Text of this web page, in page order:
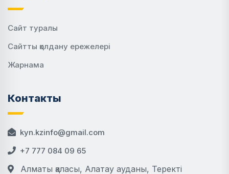
Сайт туралы
Сайтты қолдану ережелері
Жарнама
Контакты
kyn.kzinfo@gmail.com
+7 777 084 09 65
Алматы қаласы, Алатау ауданы, Теректі